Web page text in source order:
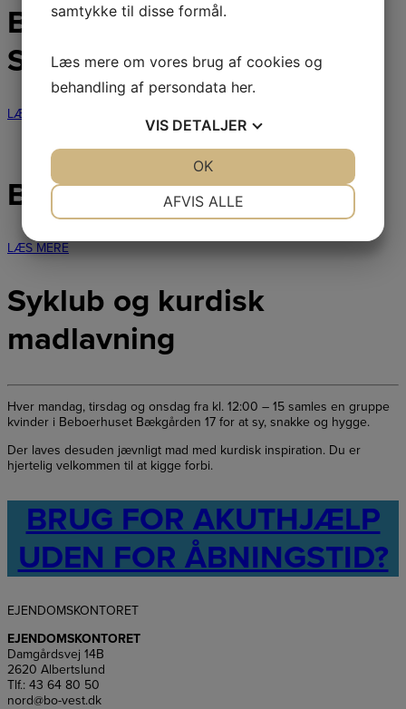
BEBOERHUSE &
SELSKABSLOKALER
LÆS MERE
BLANKETTER & REGLER
LÆS MERE
Syklub og kurdisk
madlavning
Hver mandag, tirsdag og onsdag fra kl. 12:00 – 15 samles en gruppe
kvinder i Beboerhuset Bækgården 17 for at sy, snakke og hygge.
Der laves desuden jævnligt mad med kurdisk inspiration. Du er
hjertelig velkommen til at kigge forbi.
BRUG FOR AKUTHJÆLP
UDEN FOR ÅBNINGSTID?
EJENDOMSKONTORET
EJENDOMSKONTORET
Damgårdsvej 14B
2620 Albertslund
Tlf.: 43 64 80 50
nord@bo-vest.dk
samtykke til disse formål.
Læs mere om vores brug af cookies og
behandling af persondata her.
VIS DETALJER
AFVIS ALLE
OK